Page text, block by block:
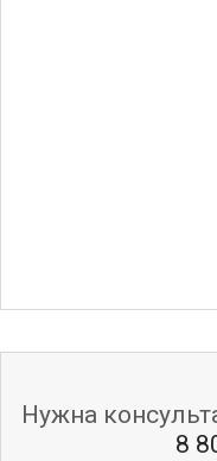
Нужна
8